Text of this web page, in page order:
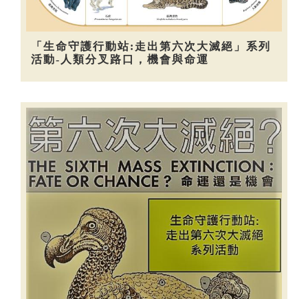
「生命守護行動站:走出第六次大滅絕」系列
活動-人類分叉路口，機會與命運